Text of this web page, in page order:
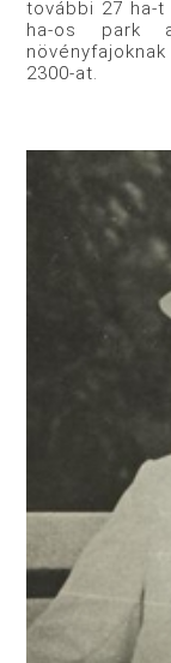
további 27 ha-
ha-os park
2300-at.